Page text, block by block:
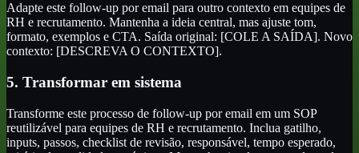
Adapte este follow-up por email para outro contexto em equipes de
RH e recrutamento. Mantenha a ideia central, mas ajuste tom,
formato, exemplos e CTA. Saída original: [COLE A SAÍDA]. Novo
contexto: [DESCREVA O CONTEXTO].
5. Transformar em sistema
Transforme este processo de follow-up por email em um SOP
reutilizável para equipes de RH e recrutamento. Inclua gatilho,
inputs, passos, checklist de revisão, responsável, tempo esperado,